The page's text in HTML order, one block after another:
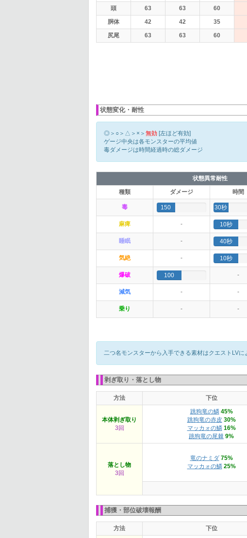
頭
63 63 60
胴体
42 42 35
尻尾
63 63 60
状態変化・耐性
◎＞○＞△＞×＞ 無効 [左ほど有効]
ゲージ中央は各モンスターの平均値
毒ダメージは時間経過時の総ダメージ
状態異常耐性
種類
ダメージ 時間
毒 150 30秒
麻痺 - 10秒
睡眠 - 40秒
気絶 - 10秒
爆破 100 -
減気 - -
乗り - -
二つ名モンスターから入手できる素材はクエストLVに
剥ぎ取り・落とし物
方法 下位
本体剥ぎ取り
3回
跳狗竜の鱗 45%
跳狗竜の赤皮 30%
マッカォの鱗 16%
跳狗竜の尾棘 9%
落とし物
3回
竜のナミダ 75%
マッカォの鱗 25%
捕獲・部位破壊報酬
方法 下位